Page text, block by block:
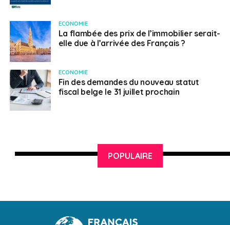
ECONOMIE
La flambée des prix de l’immobilier serait-
elle due à l’arrivée des Français ?
ECONOMIE
Fin des demandes du nouveau statut
fiscal belge le 31 juillet prochain
POPULAIRE